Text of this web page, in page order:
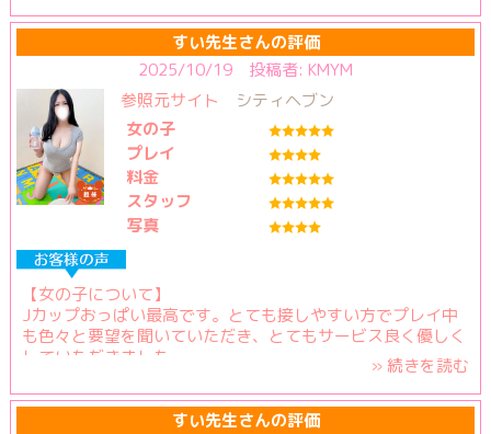
【プレイ内容、料金納得度】
至れり尽くせりでここまでしてもらっていいのだろうかとい
う感じです。
終始、優しくリードしてもらい、大きくて柔らかいおっぱい
に包まれ、幸せでした。
レベルがとても高く、大満足です。
【スタッフの対応】
丁寧で分かりやすく◎
すい先生さんの評価
2025/10/19 投稿者: KMYM
参照元サイト シティヘブン
女の子
プレイ
料金
スタッフ
写真
【⼥の⼦について】
Jカップおっぱい最⾼です。とても接しやすい⽅でプレイ中
も⾊々と要望を聞いていただき、とてもサービス良く優しく
していただきました。
【料⾦納得度】
» 続きを読む
すい先生さんの評価